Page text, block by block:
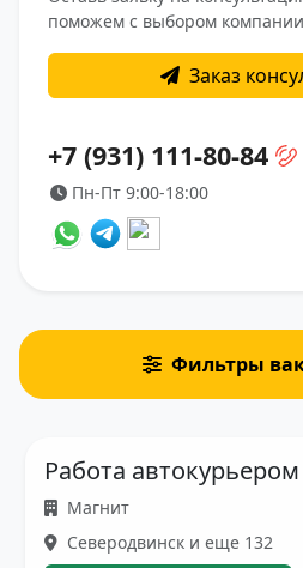
Фильтры
поможем с выбором
Заказ
+7 (931) 111-80-84
Пн-Пт 9:00-18:00
Работа
Магнит
Северодвинск и еще 132